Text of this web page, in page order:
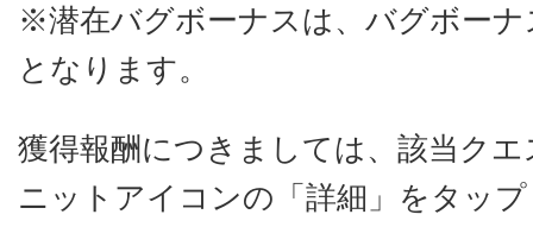
※潜在バグボーナスは、バグボーナ
となります。
獲得報酬につきましては、該当ク
ニットアイコンの「詳細」をタッ